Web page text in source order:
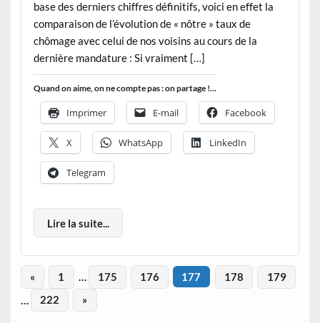
base des derniers chiffres définitifs, voici en effet la
comparaison de l’évolution de « nôtre » taux de
chômage avec celui de nos voisins au cours de la
dernière mandature : Si vraiment […]
Quand on aime, on ne compte pas : on partage !...
Imprimer E-mail Facebook
X WhatsApp LinkedIn
Telegram
Lire la suite...
« 1 … 175 176 177 178
179
222 »